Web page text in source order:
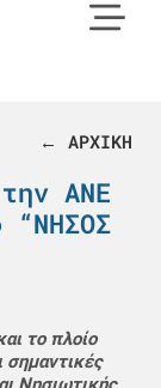
← ΑΡΧΙΚΗ
ΑΝΕ
“ΝΗΣΟΣ
το πλοίο